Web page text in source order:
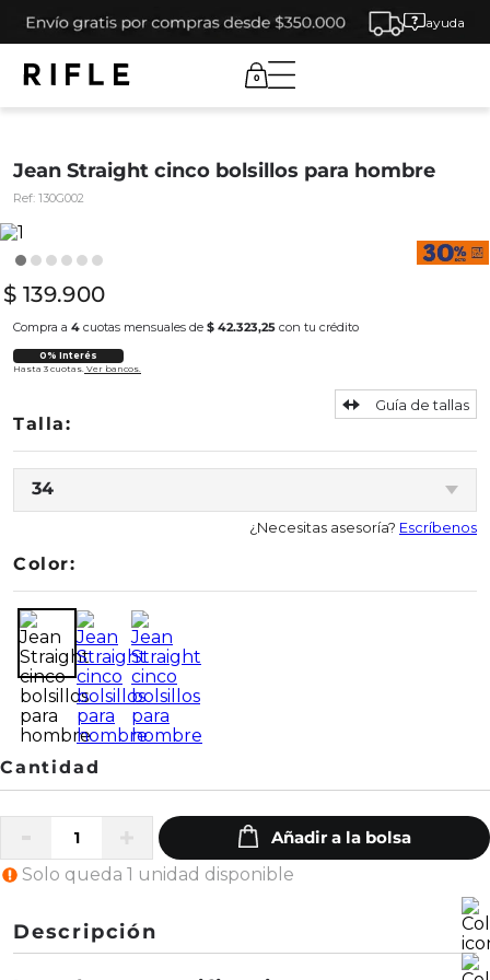
ayuda
0
Jean Straight cinco bolsillos para hombre
Ref: 130G002
$ 139.900
Compra a 4 cuotas mensuales de $ 42.323,25 con tu crédito
0% Interés
Hasta 3 cuotas. Ver bancos.
34
Guía de tallas
¿Necesitas asesoría? Escríbenos
Color:
Solo queda 1 unidad disponible
Descripción